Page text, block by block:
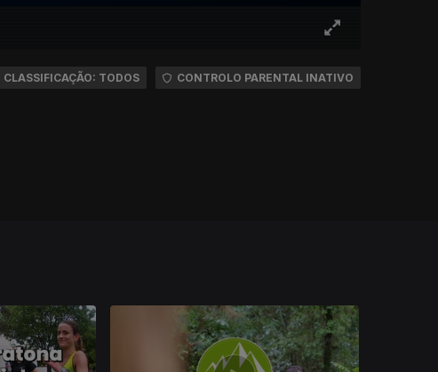
CLASSIFICAÇÃO: TODOS CONTROLO PARENTAL INATIVO